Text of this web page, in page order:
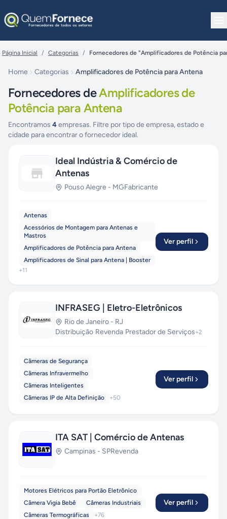
Página Inicial / Categorias / Fornecedores de "Amplificadores de Potência
Home Categorias Amplificadores de Potência para Antena
Fornecedores deAmplificadores de
Potência para Antena
Encontramos 4empresas. Filtre por tipo de empresa, estado e
cidade para encontrar o fornecedor ideal.
Ideal Indústria & Comércio de
Antenas
Pouso Alegre - MGFabricante
Antenas
Acessórios de Montagem para Antenas e
Mastros
Amplificadores de Potência para Antena
Amplificadores de Sinal para Antena | Booster
+11
Ver perfil
INFRASEG | Eletro-Eletrônicos
Rio de Janeiro - RJ
Distribuição·Revenda·Prestador de Serviços+2
Câmeras de Segurança
Câmeras Infravermelho
Câmeras Inteligentes
Câmeras IP de Alta Definição
+50
Ver perfil
ITA SAT | Comércio de Antenas
Campinas - SPRevenda
Motores Elétricos para Portão Eletrônico
Câmera Vigia Bebê
Câmeras Industriais
Câmeras Termográficas
+76
Ver perfil